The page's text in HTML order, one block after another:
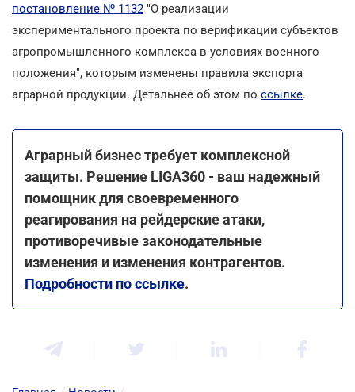
постановление № 1132 "О реализации
экспериментального проекта по верификации субъектов
агропромышленного комплекса в условиях военного
положения", которым изменены правила экспорта
аграрной продукции. Детальнее об этом по ссылке.
Аграрный бизнес требует комплексной
защиты. Решение LIGA360 - ваш надежный
помощник для своевременного
реагирования на рейдерские атаки,
противоречивые законодательные
изменения и изменения контрагентов.
Подробности по ссылке.